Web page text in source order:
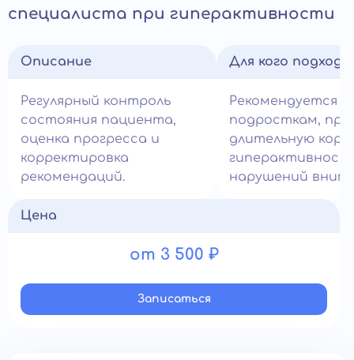
специалиста при гиперактивности
Описание
Регулярный контроль
состояния пациента,
оценка прогресса и
корректировка
рекомендаций.
Для кого
Рекомендуется
подросткам,
длительную
нарушений
Цена
от 3 500 ₽
Записатьcя